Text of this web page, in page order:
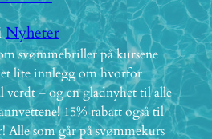
Nyheter
svømmebriller på kursene
lite innlegg om hvorfor
verdt – og en gladnyhet til alle
15% rabatt også til
Alle som går på svømmekurs